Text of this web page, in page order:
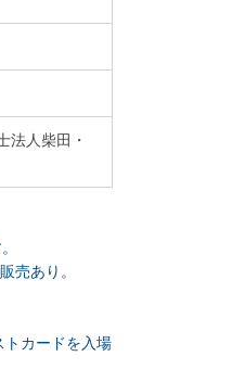
法人柴田・
売あり。
カードを入場